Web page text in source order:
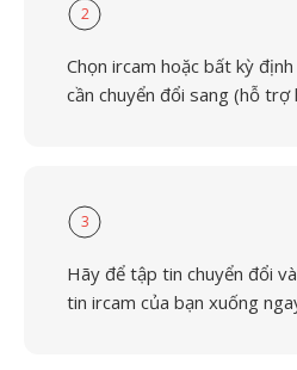
2
Chọn ircam hoặc bất kỳ
cần chuyển đổi sang (hỗ
3
Hãy để tập tin chuyển đổi
tin ircam của bạn xuống